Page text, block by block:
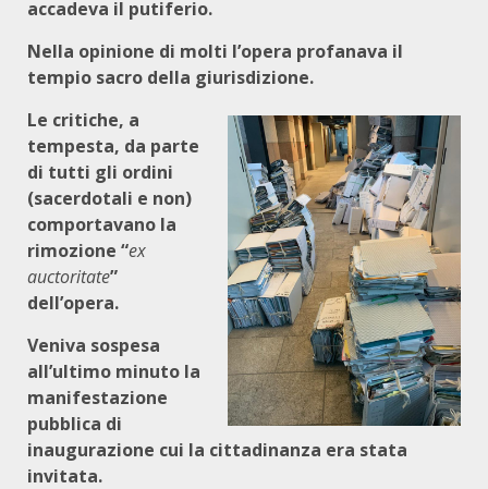
accadeva il putiferio.
Nella opinione di molti l’opera profanava il
tempio sacro della giurisdizione.
Le critiche, a
tempesta, da parte
di tutti gli ordini
(sacerdotali e non)
comportavano la
rimozione “ex
auctoritate”
dell’opera.
Veniva sospesa
all’ultimo minuto la
manifestazione
pubblica di
inaugurazione cui la cittadinanza era stata
invitata.